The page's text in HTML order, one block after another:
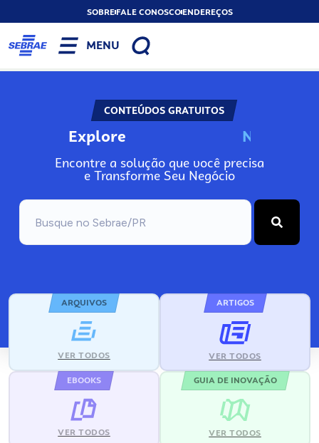
SOBREFALE CONOSCOENDEREÇOS
MENU
CONTEÚDOS GRATUITOS
Explore N
Encontre a solução que você precisa
e Transforme Seu Negócio
ARQUIVOS
VER TODOS
ARTIGOS
VER TODOS
EBOOKS
VER TODOS
GUIA DE INOVAÇÃO
VER TODOS